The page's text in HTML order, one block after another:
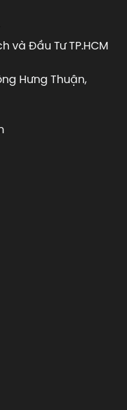
và Đầu Tư TP.HCM
Hưng Thuận,